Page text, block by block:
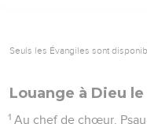
Seuls les Évangiles sont
Louange à Dieu
1 Au chef de chœur.